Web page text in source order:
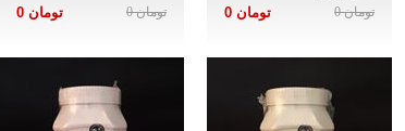
تومان 0 تومان 0 تومان 0 تومان 0